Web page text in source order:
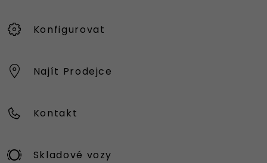
Konfigurovat
Najít Prodejce
Kontakt
Skladové vozy